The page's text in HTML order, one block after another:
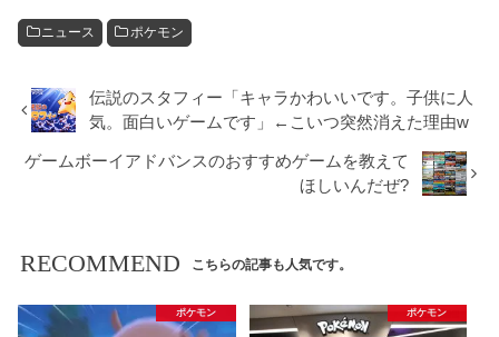
ニュース ポケモン
伝説のスタフィー「キャラかわいいです。子供に人
気。面白いゲームです」←こいつ突然消えた理由w
ゲームボーイアドバンスのおすすめゲームを教えて
ほしいんだぜ?
RECOMMEND こちらの記事も人気です。
ポケモン ポケモン